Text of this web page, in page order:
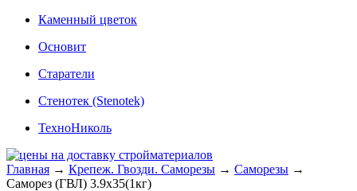
Каменный цветок
Основит
Старатели
Стенотек (Stenotek)
ТехноНиколь
Главная → Крепеж. Гвозди. Саморезы → Саморезы →
Саморез (ГВЛ) 3.9x35(1кг)